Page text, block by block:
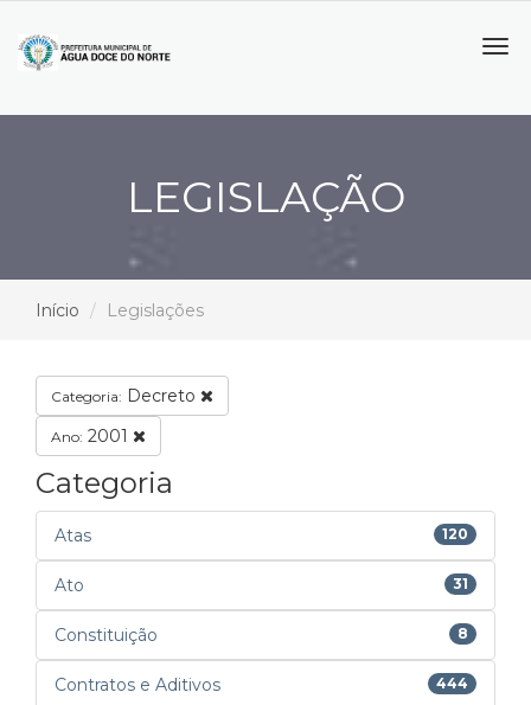
LEGISLAÇÃO
Início Legislações
Categoria: Decreto
Ano: 2001
Categoria
Atas 120
Ato 31
Constituição 8
Contratos e Aditivos 444